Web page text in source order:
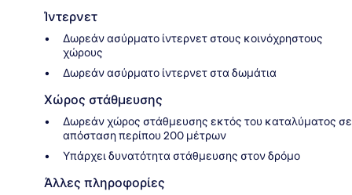
Ίντερνετ
Δωρεάν ασύρματο ίντερνετ στους κοινόχρηστους
χώρους
Δωρεάν ασύρματο ίντερνετ στα δωμάτια
Χώρος στάθμευσης
Δωρεάν χώρος στάθμευσης εκτός του καταλύματος σε
απόσταση περίπου 200 μέτρων
Υπάρχει δυνατότητα στάθμευσης στον δρόμο
Άλλες πληροφορίες